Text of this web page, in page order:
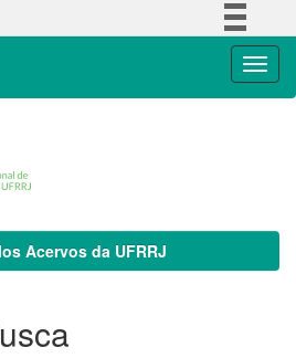
Acervos da UFRRJ